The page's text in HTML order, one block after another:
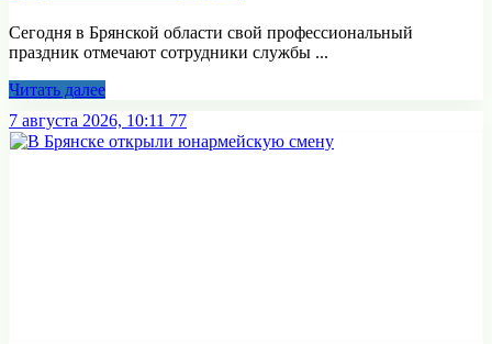
Сегодня в Брянской области свой профессиональный
праздник отмечают сотрудники службы ...
Читать далее
7 августа 2026, 10:11 77